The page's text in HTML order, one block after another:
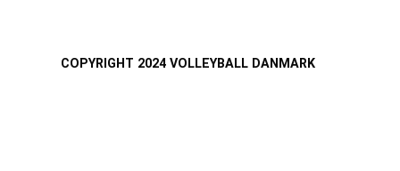
COPYRIGHT 2024 VOLLEYBALL DANMARK